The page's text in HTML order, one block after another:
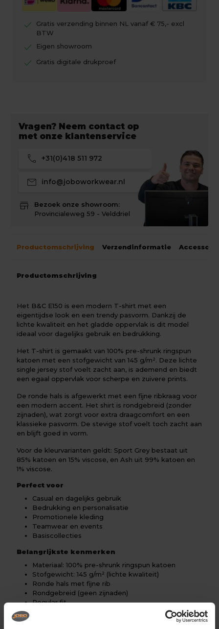
check
Gratis verzending binnen NL vanaf € 75,- excl
BTW
check Eigen showroom
check Gratis digitale drukproef
Vragen? Neem contact op
met onze klantenservice
call +31(0)418 511 972
mail info@joboworkwear.nl
store
Bezoek onze showroom:
Provincialeweg 59 - Velddriel
Productomschrijving Verzendinformatie
Productomschrijving
Het B&C E150 is een modern T-shirt met een
eigentijdse look en een trendy pasvorm. Dankzij de
lichte kwaliteit en het gladde oppervlak is dit model
ideaal voor dagelijks gebruik en bedrukking.
Het T-shirt is gemaakt van 100% pre-shrunk ringspun
katoen met een stofgewicht van 145 g/m². Deze lichte
single jersey stof voelt zacht aan, is ademend en biedt
een egaal oppervlak voor scherpe en zuivere prints.
De ronde hals is afgewerkt met een fijne ribkraag voor
een modern accent. Het shirt is rondgebreid (zonder
zijnaden), wat zorgt voor extra draagcomfort en een
klassieke pasvorm. De stevige stof voelt toch zacht aan
en blijft goed in vorm.
Voor de kleurvarianten geldt: Sport Grey bestaat uit
85% katoen en 15% viscose, en Ash uit 99% katoen en
1% viscose.
Perfect voor
Casual en dagelijks gebruik
Bedrukking en personalisatie
Promotionele kleding
Teamwear en events
Basiscollecties
Belangrijkste kenmerken
Materiaal: 100% pre-shrunk ringspun katoen
Stofgewicht: 145 g/m² (lichte kwaliteit)
Ronde hals met fijne rib
Rondgebreid (geen zijnaden)
Regular fit